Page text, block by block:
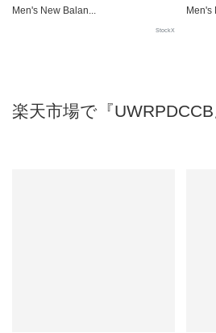
Men's New Balan...
StockX
Men's
楽天市場で『